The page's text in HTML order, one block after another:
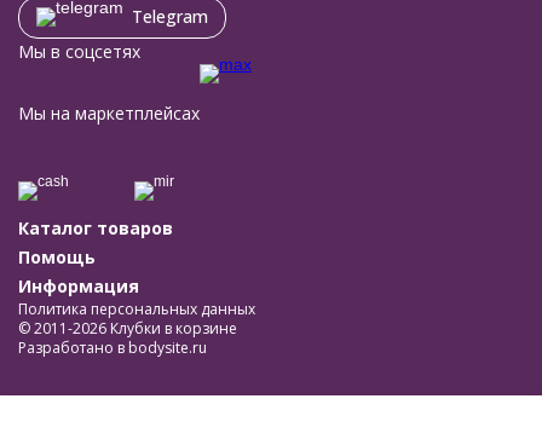
Telegram
Мы в соцсетях
Мы на маркетплейсах
Каталог товаров
Помощь
Информация
Политика персональных данных
© 2011-2026 Клубки в корзине
Разработано в bodysite.ru